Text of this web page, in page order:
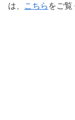
は、
こちら をご覧